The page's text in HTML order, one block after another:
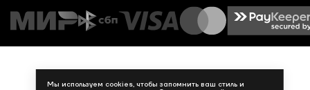
Мы используем cookies, чтобы запомнить ваш стиль и